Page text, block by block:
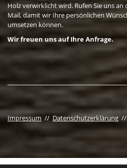
Holz verwirklicht wird. Rufen Sie uns an
Mail, damit wir Ihre persönlichen
umsetzen können.
Wir freuen uns auf Ihre Anfrage.
Impressum // Datenschutzerklärung//